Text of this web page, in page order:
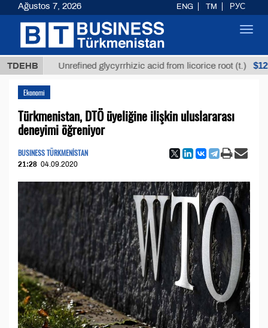
TDEHBUnrefined glycyrrhizic acid from licorice root (t.) $12935,18
Ekonomi
Türkmenistan, DTÖ üyeliğine ilişkin uluslararası
deneyimi öğreniyor
BUSINESS TÜRKMENİSTAN
21:28 04.09.2020
Ağustos 7, 2026 ENG TM РУС